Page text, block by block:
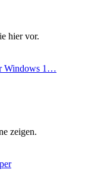
hier vor.
Windows 1…
zeigen.